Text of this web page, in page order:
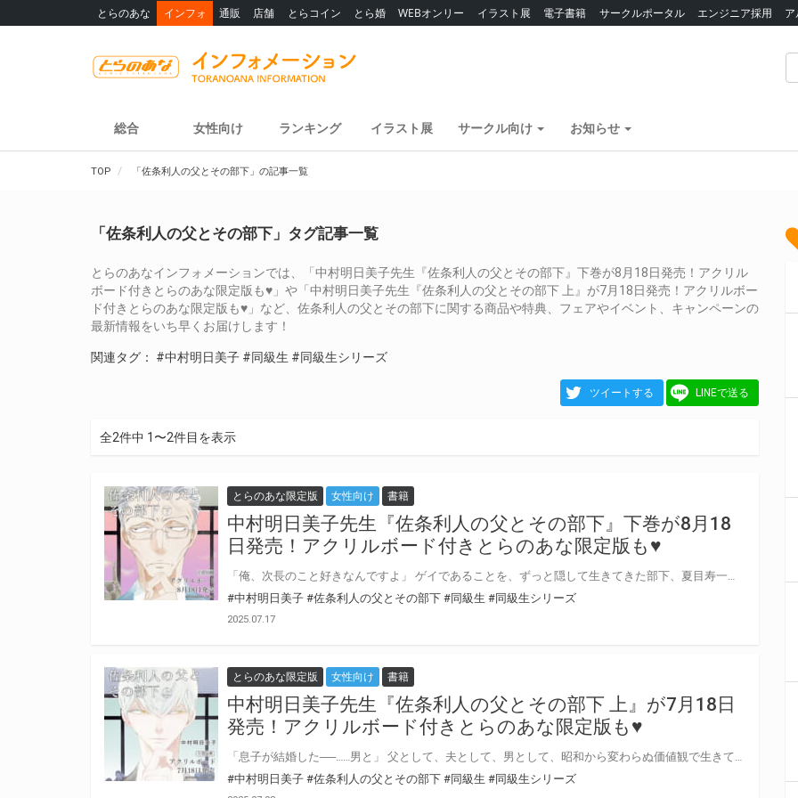
とらのあな インフォ 通販 店舗 とらコイン とら婚 WEBオンリー イラスト展 電子書籍 サークルポータル エンジニア採用
総合 女性向け ランキング イラスト展 サークル向け お知らせ
TOP 「佐条利人の父とその部下」の記事一覧
「佐条利人の父とその部下」タグ記事一覧
とらのあなインフォメーションでは、「中村明日美子先生『佐条利人の父とその部下』下巻が8月18日発売！アクリル
ボード付きとらのあな限定版も♥」や「中村明日美子先生『佐条利人の父とその部下 上』が7月18日発売！アクリルボー
ド付きとらのあな限定版も♥」など、佐条利人の父とその部下に関する商品や特典、フェアやイベント、キャンペーンの
最新情報をいち早くお届けします！
関連タグ： #中村明日美子 #同級生 #同級生シリーズ
ツイートする LINEで送る
全2件中 1〜2件目を表示
とらのあな限定版 女性向け 書籍
中村明日美子先生『佐条利人の父とその部下』下巻が8月18
日発売！アクリルボード付きとらのあな限定版も♥
#中村明日美子 #佐条利人の父とその部下 #同級生 #同級生シリーズ
2025.07.17
とらのあな限定版 女性向け 書籍
中村明日美子先生『佐条利人の父とその部下 上』が7月18日
発売！アクリルボード付きとらのあな限定版も♥
#中村明日美子 #佐条利人の父とその部下 #同級生 #同級生シリーズ